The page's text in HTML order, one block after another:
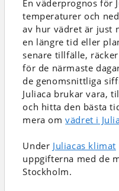
En väderprognos för
temperaturer och
av hur vädret är just
en längre tid eller
senare tillfälle,
för de närmaste
de genomsnittliga
Juliaca brukar vara,
och hitta den bästa
mera omvädret i
Under Juliacas klimat
uppgifterna med de
Stockholm.